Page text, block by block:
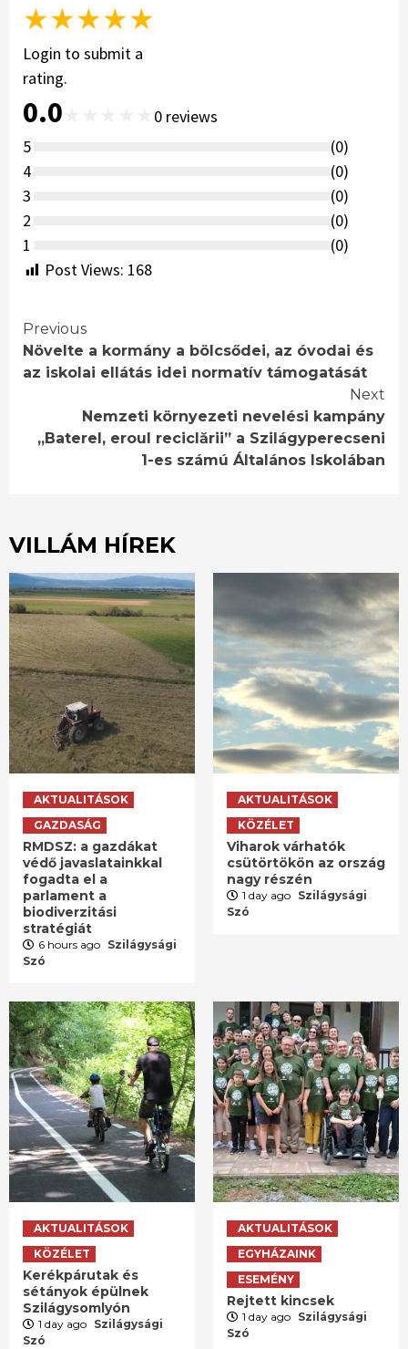
★★★★★
Login to submit a
rating.
0.0 0 reviews
5
(0)
4
(0)
3
(0)
2
(0)
1
(0)
Post Views: 168
Continue
Reading
Previous
Növelte a kormány a bölcsődei, az óvodai és
az iskolai ellátás idei normatív támogatását
Next
Nemzeti környezeti nevelési kampány
„Baterel, eroul reciclării” a Szilágyperecseni
1-es számú Általános Iskolában
VILLÁM HÍREK
AKTUALITÁSOK
GAZDASÁG
RMDSZ: a gazdákat
védő javaslatainkkal
fogadta el a
parlament a
biodiverzitási
stratégiát
6 hours ago Szilágysági
Szó
AKTUALITÁSOK
KÖZÉLET
Viharok várhatók
csütörtökön az ország
nagy részén
1 day ago Szilágysági
Szó
AKTUALITÁSOK
KÖZÉLET
Kerékpárutak és
sétányok épülnek
Szilágysomlyón
1 day ago Szilágysági
Szó
AKTUALITÁSOK
EGYHÁZAINK
ESEMÉNY
Rejtett kincsek
1 day ago Szilágysági
Szó